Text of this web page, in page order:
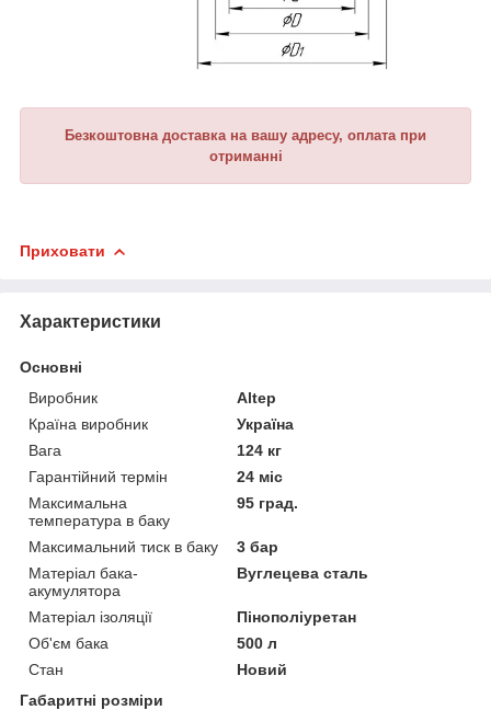
Безкоштовна доставка на вашу адресу, оплата при
отриманні
Приховати
Характеристики
Основні
Виробник
Altep
Країна виробник
Україна
Вага
124 кг
Гарантійний термін
24 міс
Максимальна
температура в баку
95 град.
Максимальний тиск в баку
3 бар
Матеріал бака-
акумулятора
Вуглецева сталь
Матеріал ізоляції
Пінополіуретан
Об'єм бака
500 л
Стан
Новий
Габаритні розміри